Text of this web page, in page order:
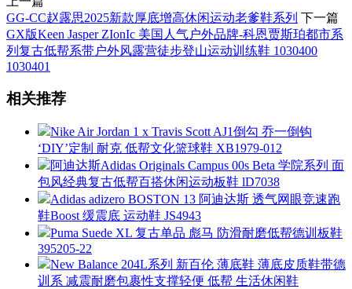
GG-CC赵露思2025新款厚底增高休闲运动老爹鞋系列 下一篇
GX版Keen Jasper ZIonIc 美国人气户外品牌-科恩贾斯珀都市系
列复古低帮系带户外风露营徒步登山运动训练鞋 1030400
1030401
相关推荐
Nike Air Jordan 1 x Travis Scott AJ1倒勾 乔一倒钩
‘DIY’定制 耐克 低帮文化篮球鞋 XB1979-012
阿迪达斯Adidas Originals Campus 00s Beta 学院系列 面
包风经典复古低帮百搭休闲运动板鞋 lD7038
Adidas adizero BOSTON 13 阿迪达斯 透气网眼竞速跑
鞋Boost 缓震底 运动鞋 JS4943
Puma Suede XL 复古单品 彪马 防滑耐磨低帮德训板鞋
395205-22
New Balance 204L系列 新百伦 薄底鞋 薄底皮质鞋带德
训系 减震耐磨包裹性支撑轻便 低帮 生活休闲鞋